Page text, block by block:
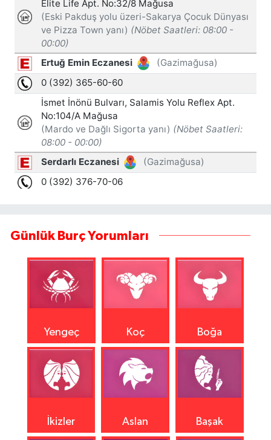
Günlük Burç Yorumları
Yengeç Koç Boğa
İkizler Aslan Başak